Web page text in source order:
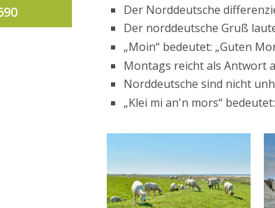
Der Norddeutsche
Der norddeutsche Gruß
„Moin“ bedeutet: „Guten
Montags reicht als Antwort
Norddeutsche sind nicht
„Klei mi an'n mors“